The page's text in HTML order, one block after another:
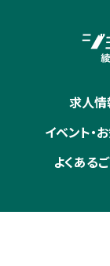
求人情
イベント・
よくある